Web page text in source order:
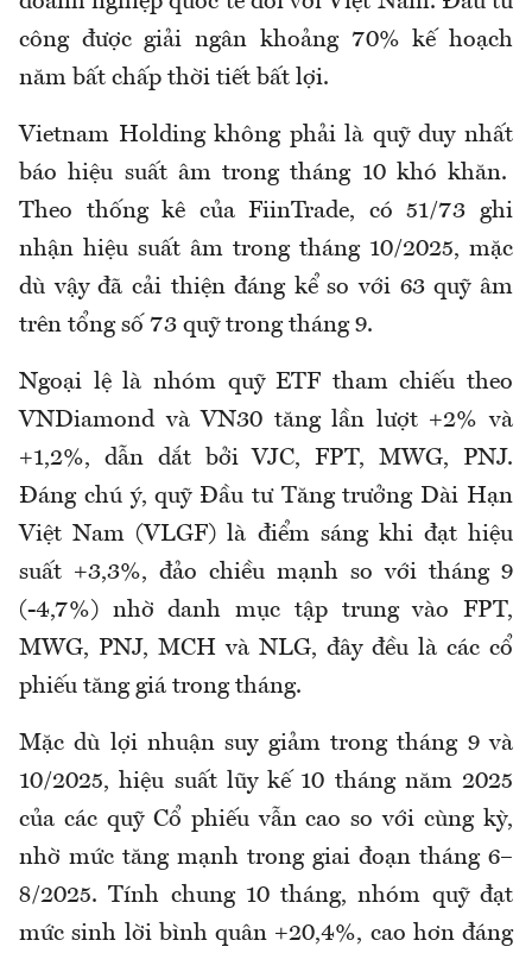
công được giải ngân khoảng 70% kế hoạch
năm bất chấp thời tiết bất lợi.
Vietnam Holding không phải là quỹ duy nhất
báo hiệu suất âm trong tháng 10 khó khăn.
Theo thống kê của FiinTrade, có 51/73 ghi
nhận hiệu suất âm trong tháng 10/2025, mặc
dù vậy đã cải thiện đáng kể so với 63 quỹ âm
trên tổng số 73 quỹ trong tháng 9.
Ngoại lệ là nhóm quỹ ETF tham chiếu theo
VNDiamond và VN30 tăng lần lượt +2% và
+1,2%, dẫn dắt bởi VJC, FPT, MWG, PNJ.
Đáng chú ý, quỹ Đầu tư Tăng trưởng Dài Hạn
Việt Nam (VLGF) là điểm sáng khi đạt hiệu
suất +3,3%, đảo chiều mạnh so với tháng 9
(-4,7%) nhờ danh mục tập trung vào FPT,
MWG, PNJ, MCH và NLG, đây đều là các cổ
phiếu tăng giá trong tháng.
Mặc dù lợi nhuận suy giảm trong tháng 9 và
10/2025, hiệu suất lũy kế 10 tháng năm 2025
của các quỹ Cổ phiếu vẫn cao so với cùng kỳ,
nhờ mức tăng mạnh trong giai đoạn tháng 6–
8/2025. Tính chung 10 tháng, nhóm quỹ đạt
mức sinh lời bình quân +20,4%, cao hơn đáng